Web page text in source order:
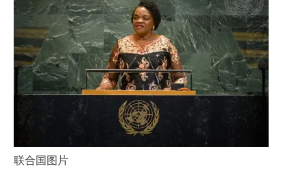
联合国图片